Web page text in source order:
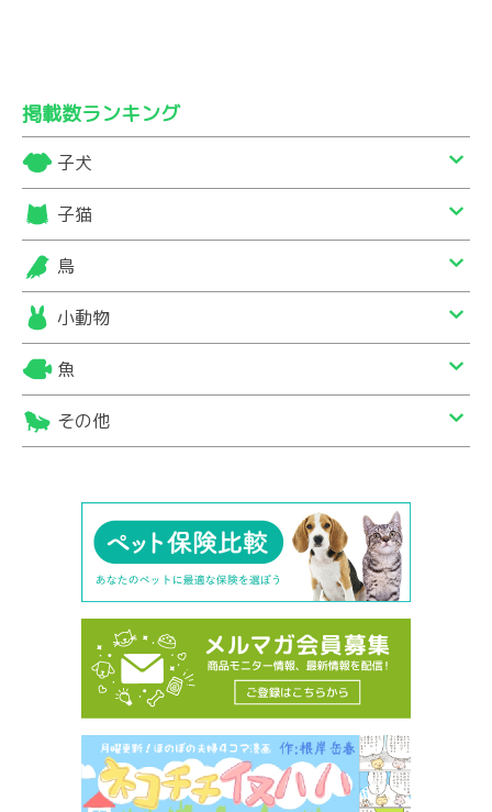
掲載数ランキング
子犬
子猫
鳥
小動物
魚
その他